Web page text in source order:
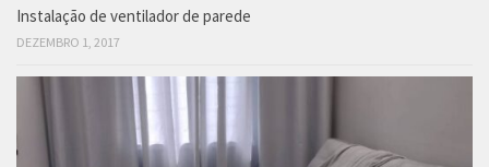
Instalação de ventilador de parede
DEZEMBRO 1, 2017